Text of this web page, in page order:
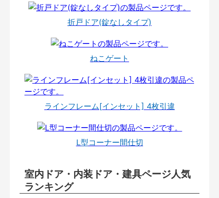
折戸ドア(錠なしタイプ)
ねこゲート
ラインフレーム[インセット] 4枚引違
L型コーナー間仕切
室内ドア・内装ドア・建具ページ人気
ランキング